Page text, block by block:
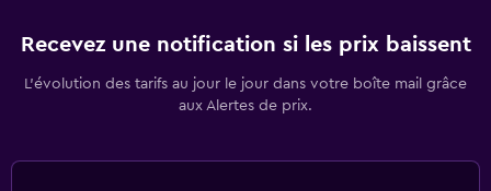
Recevez une notification si les prix baissent
L’évolution des tarifs au jour le jour dans votre boîte mail grâce
aux Alertes de prix.